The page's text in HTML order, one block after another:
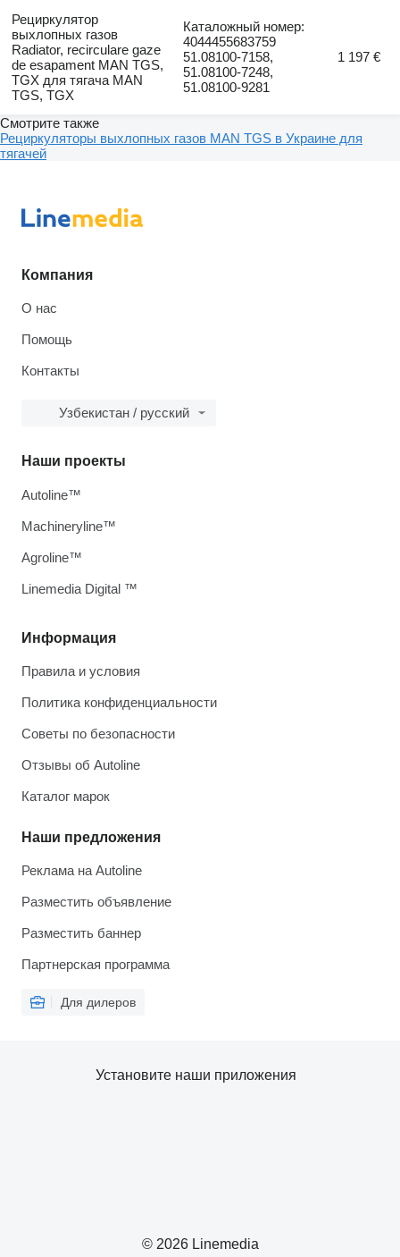
Рециркулятор
выхлопных газов
Radiator, recirculare gaze
de esapament MAN TGS,
TGX для тягача MAN
TGS, TGX
Каталожный номер:
4044455683759
51.08100-7158,
51.08100-7248,
51.08100-9281
1 197 €
Смотрите также
Рециркуляторы выхлопных газов MAN TGS в Украине для
тягачей
Компания
О нас
Помощь
Контакты
Узбекистан / русский
Информация
Правила и условия
Политика конфиденциальности
Советы по безопасности
Отзывы об Autoline
Каталог марок
Наши предложения
Реклама на Autoline
Разместить объявление
Разместить баннер
Партнерская программа
Для дилеров
Наши проекты
Autoline™
Machineryline™
Agroline™
Linemedia Digital ™
© 2026 Linemedia
Установите наши приложения